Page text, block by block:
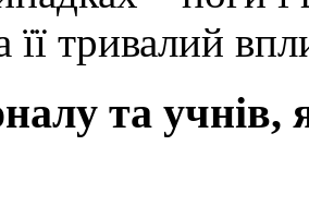
її тривалий
та